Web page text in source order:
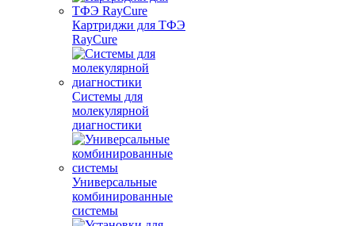
Картриджи для ТФЭ
RayCure
Системы для
молекулярной
диагностики
Универсальные
комбинированные
системы